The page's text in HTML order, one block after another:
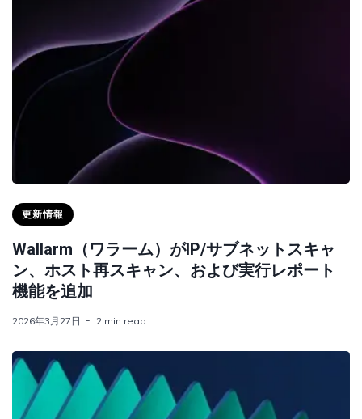
更新情報
Wallarm（ワラーム）がIP/サブネットスキャ
ン、ホスト再スキャン、および実行レポート
機能を追加
2026年3月27日 2 min read